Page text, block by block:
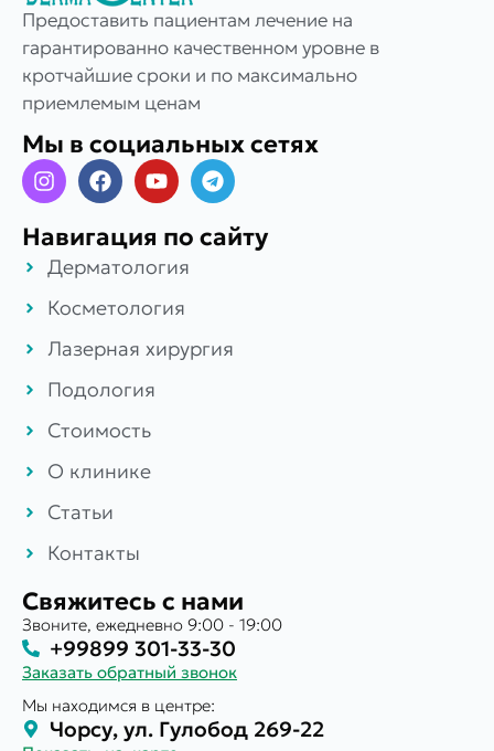
Предоставить пациентам лечение на
гарантированно качественном уровне в
кротчайшие сроки и по максимально
приемлемым ценам
Мы в социальных сетях
Навигация по сайту
Дерматология
Косметология
Лазерная хирургия
Подология
Стоимость
О клинике
Статьи
Контакты
Свяжитесь с нами
Звоните, ежедневно 9:00 - 19:00
+99899 301-33-30
Заказать обратный звонок
Мы находимся в центре:
Чорсу, ул. Гулобод 269-22